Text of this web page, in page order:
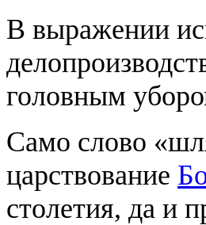
В выражении
головным
Само слово
царствование
столетия, да и